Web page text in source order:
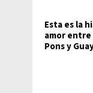
Esta es la
amor entre
Pons y